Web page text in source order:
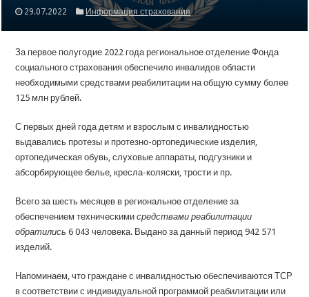
29.07.2022 Информация страхования
За первое полугодие 2022 года региональное отделение Фонда
социального страхования обеспечило инвалидов области
необходимыми средствами реабилитации на общую сумму более
125 млн рублей.
С первых дней года детям и взрослым с инвалидностью
выдавались протезы и протезно-ортопедические изделия,
ортопедическая обувь, слуховые аппараты, подгузники и
абсорбирующее белье, кресла-коляски, трости и пр.
Всего за шесть месяцев в региональное отделение за
обеспечением техническимисредствами реабилитации
обратились6 043 человека. Выдано за данный период 942 571
изделий.
Напоминаем, что граждане с инвалидностью обеспечиваются ТСР
в соответствии с индивидуальной программой реабилитации или